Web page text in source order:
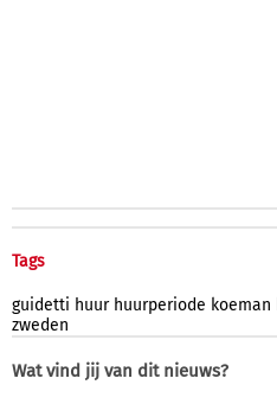
Tags
guidetti huur huurperiode koeman
zweden
Wat vind jij van dit nieuws?